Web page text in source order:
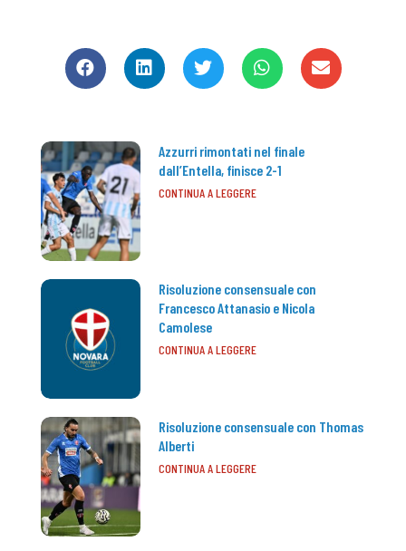
Azzurri rimontati nel finale
dall’Entella, finisce 2-1
CONTINUA A LEGGERE
Risoluzione consensuale con
Francesco Attanasio e Nicola
Camolese
CONTINUA A LEGGERE
Risoluzione consensuale con Thomas
Alberti
CONTINUA A LEGGERE